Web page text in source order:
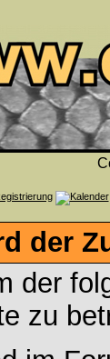
der
der
zu